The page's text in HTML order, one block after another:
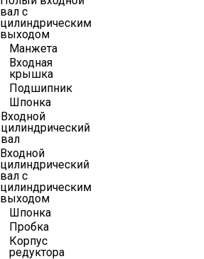
вал с
цилиндрическим
выходом
Манжета
Входная
крышка
Подшипник
Шпонка
Входной
цилиндрический
вал
Входной
цилиндрический
вал с
цилиндрическим
выходом
Шпонка
Пробка
Корпус
редуктора